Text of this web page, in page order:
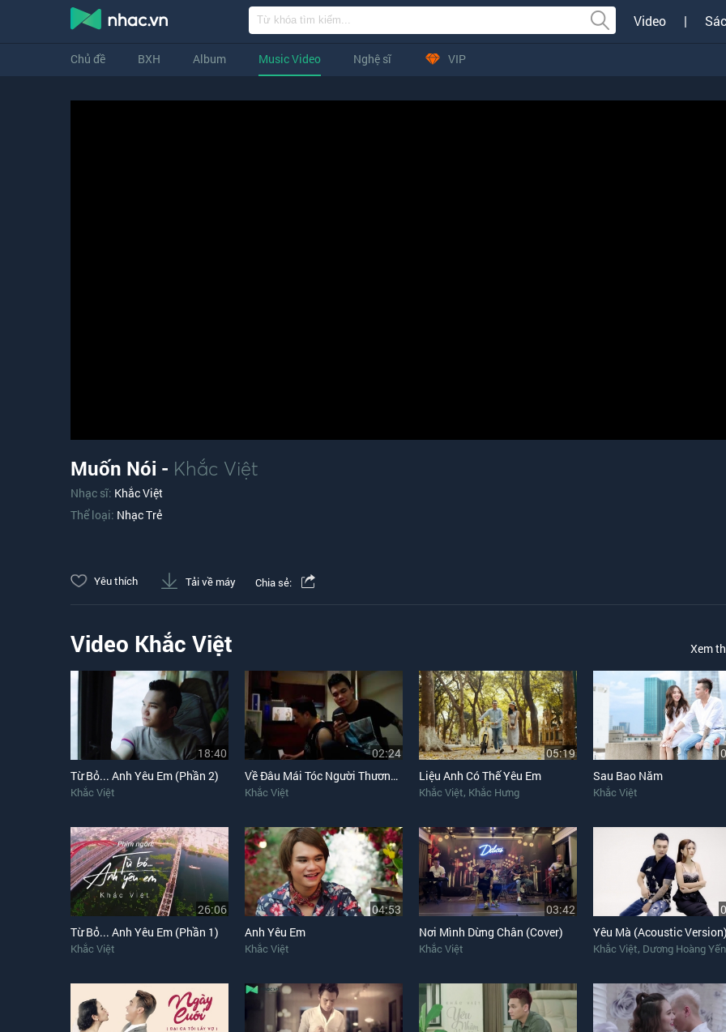
Video |
Chủ đề BXH Album Music Video Nghệ sĩ VIP
Muốn Nói - Khắc Việt
Nhạc sĩ: Khắc Việt
Thể loại: Nhạc Trẻ
Yêu thích Tải về máy Chia sẻ:
Video Khắc Việt Xem
18:40
Từ Bỏ... Anh Yêu Em (Phần 2)
Khắc Việt
02:24
Về Đâu Mái Tóc Người Thương (Khắc Việt Cover)
Khắc Việt
05:19
Liệu Anh Có Thế Yêu Em
Khắc Việt, Khắc Hưng
Sau Bao Năm
Khắc Việt
26:06
Từ Bỏ... Anh Yêu Em (Phần 1)
Khắc Việt
04:53
Anh Yêu Em
Khắc Việt
03:42
Nơi Mình Dừng Chân (Cover)
Khắc Việt
Yêu Mà (Acoustic
Khắc Việt, Dương Hoàng Yến